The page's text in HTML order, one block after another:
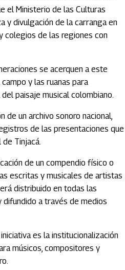
el Ministerio de las Culturas
y divulgación de la carranga en
colegios de las regiones con
se acerquen a este
y las ruanas para
paisaje musical colombiano.
de un archivo sonoro nacional,
de las presentaciones que
Tinjacá.
de un compendio físico o
escritas y musicales de artistas
distribuido en todas las
a través de medios
es la institucionalización
músicos, compositores y